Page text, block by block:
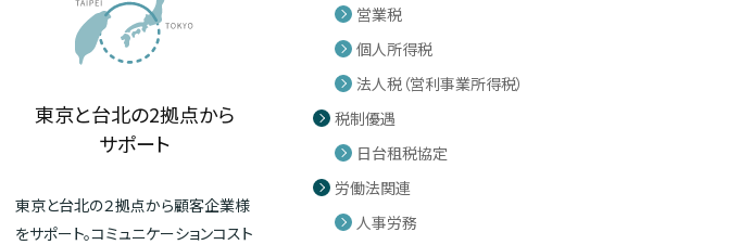
東京と台北の2拠点から
サポート
東京と台北の２拠点から顧客企業様
をサポート。コミュニケーションコスト
営業税
個人所得税
法人税（営利事業所得税）
税制優遇
日台租税協定
労働法関連
人事労務